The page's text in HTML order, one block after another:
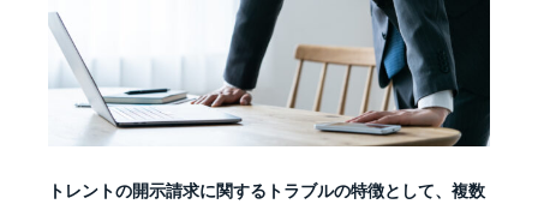
トレントの開示請求に関するトラブルの特徴として、複数